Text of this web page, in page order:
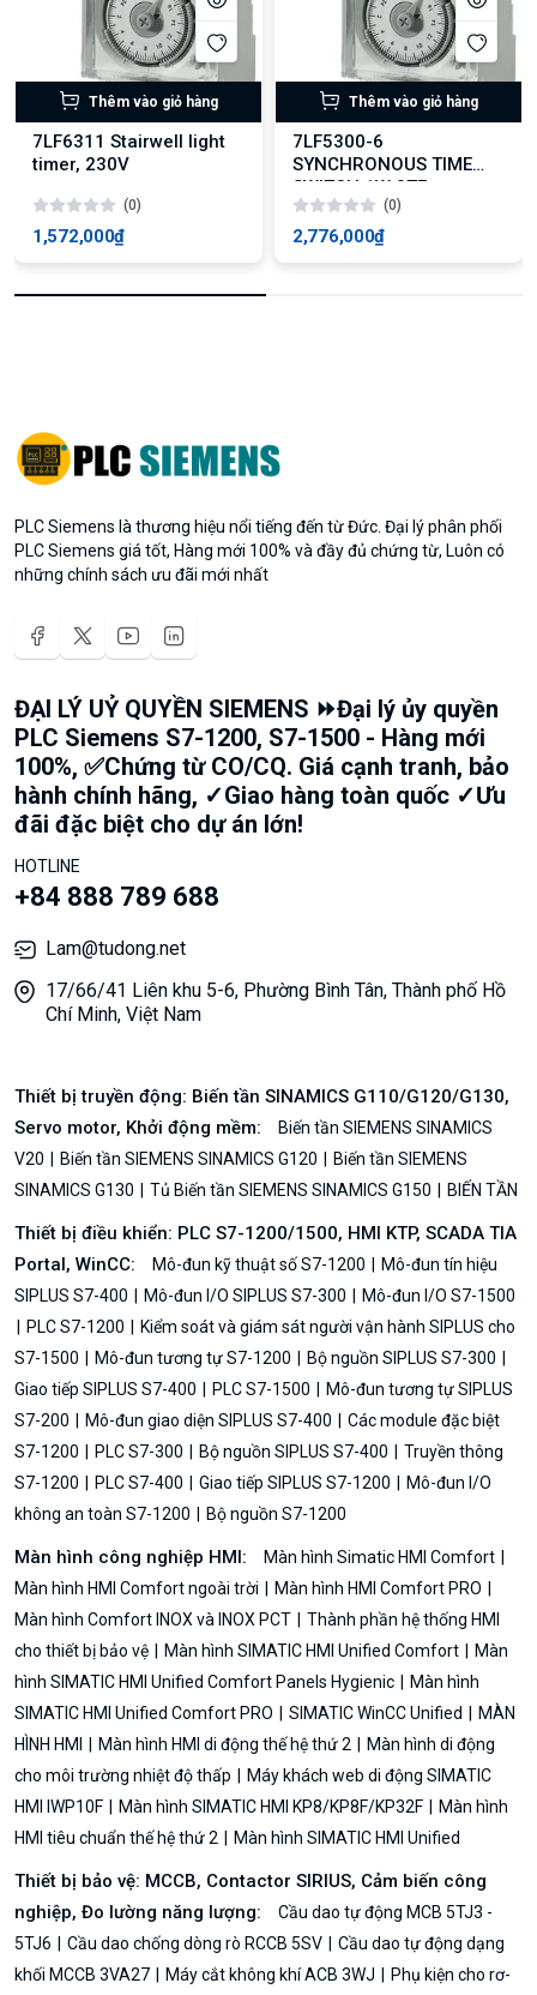
Thêm vào giỏ hàng
7LF6311 Stairwell light
timer, 230V
(0)
1,572,000₫
Thêm vào giỏ hàng
7LF5300-6
SYNCHRONOUS TIME
SWITCH 1W 3TE
(0)
2,776,000₫
PLC Siemens là thương hiệu nổi tiếng đến từ Đức. Đại lý phân phối
PLC Siemens giá tốt, Hàng mới 100% và đầy đủ chứng từ, Luôn có
những chính sách ưu đãi mới nhất
ĐẠI LÝ UỶ QUYỀN SIEMENS ⏩Đại lý ủy quyền
PLC Siemens S7-1200, S7-1500 - Hàng mới
100%, ✅Chứng từ CO/CQ. Giá cạnh tranh, bảo
hành chính hãng, ✓Giao hàng toàn quốc ✓Ưu
đãi đặc biệt cho dự án lớn!
HOTLINE
+84 888 789 688
Lam@tudong.net
17/66/41 Liên khu 5-6, Phường Bình Tân, Thành phố Hồ
Chí Minh, Việt Nam
Thiết bị truyền động: Biến tần SINAMICS G110/G120/G130,
Servo motor, Khởi động mềm:
Biến tần SIEMENS SINAMICS
V20
Biến tần SIEMENS SINAMICS G120
Biến tần SIEMENS
SINAMICS G130
Tủ Biến tần SIEMENS SINAMICS G150 BIẾN TẦN
Thiết bị điều khiển: PLC S7-1200/1500, HMI KTP, SCADA TIA
Portal, WinCC:
Mô-đun kỹ thuật số S7-1200
Mô-đun tín hiệu
SIPLUS S7-400
Mô-đun I/O SIPLUS S7-300
Mô-đun I/O S7-1500
PLC S7-1200
Kiểm soát và giám sát người vận hành SIPLUS cho
S7-1500
Mô-đun tương tự S7-1200
Bộ nguồn SIPLUS S7-300
Giao tiếp SIPLUS S7-400
PLC S7-1500
Mô-đun tương tự SIPLUS
S7-200
Mô-đun giao diện SIPLUS S7-400
Các module đặc biệt
S7-1200
PLC S7-300 Bộ nguồn SIPLUS S7-400
Truyền thông
S7-1200
PLC S7-400 Giao tiếp SIPLUS S7-1200
Mô-đun I/O
không an toàn S7-1200
Bộ nguồn S7-1200
Màn hình công nghiệp HMI:
Màn hình Simatic HMI Comfort
Màn hình HMI Comfort ngoài trời
Màn hình HMI Comfort PRO
Màn hình Comfort INOX và INOX PCT
Thành phần hệ thống HMI
cho thiết bị bảo vệ
Màn hình SIMATIC HMI Unified Comfort
Màn
hình SIMATIC HMI Unified Comfort Panels Hygienic
Màn hình
SIMATIC HMI Unified Comfort PRO
SIMATIC WinCC Unified
MÀN
HÌNH HMI
Màn hình HMI di động thế hệ thứ 2
Màn hình di động
cho môi trường nhiệt độ thấp
Máy khách web di động SIMATIC
HMI IWP10F
Màn hình SIMATIC HMI KP8/KP8F/KP32F
Màn hình
HMI tiêu chuẩn thế hệ thứ 2
Màn hình SIMATIC HMI Unified
Thiết bị bảo vệ: MCCB, Contactor SIRIUS, Cảm biến công
nghiệp, Đo lường năng lượng:
Cầu dao tự động MCB 5TJ3 -
5TJ6
Cầu dao chống dòng rò RCCB 5SV
Cầu dao tự động dạng
khối MCCB 3VA27
Máy cắt không khí ACB 3WJ
Phụ kiện cho rơ-